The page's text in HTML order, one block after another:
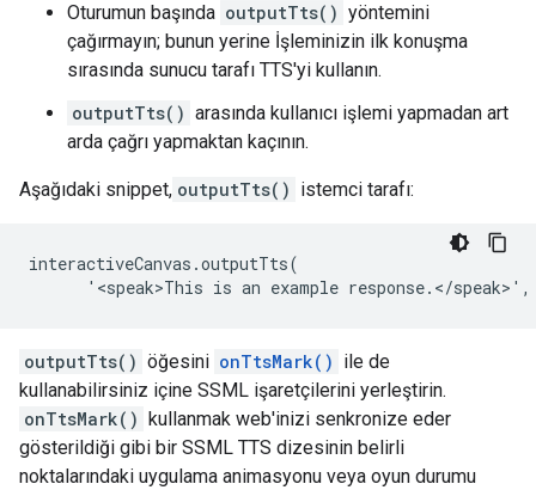
Oturumun başında outputTts() yöntemini
çağırmayın; bunun yerine İşleminizin ilk konuşma
sırasında sunucu tarafı TTS'yi kullanın.
outputTts() arasında kullanıcı işlemi yapmadan art
arda çağrı yapmaktan kaçının.
Aşağıdaki snippet, outputTts() istemci tarafı:
interactiveCanvas.outputTts(
outputTts() öğesini onTtsMark() ile de
kullanabilirsiniz içine SSML işaretçilerini yerleştirin.
onTtsMark() kullanmak web'inizi senkronize eder
gösterildiği gibi bir SSML TTS dizesinin belirli
noktalarındaki uygulama animasyonu veya oyun durumu